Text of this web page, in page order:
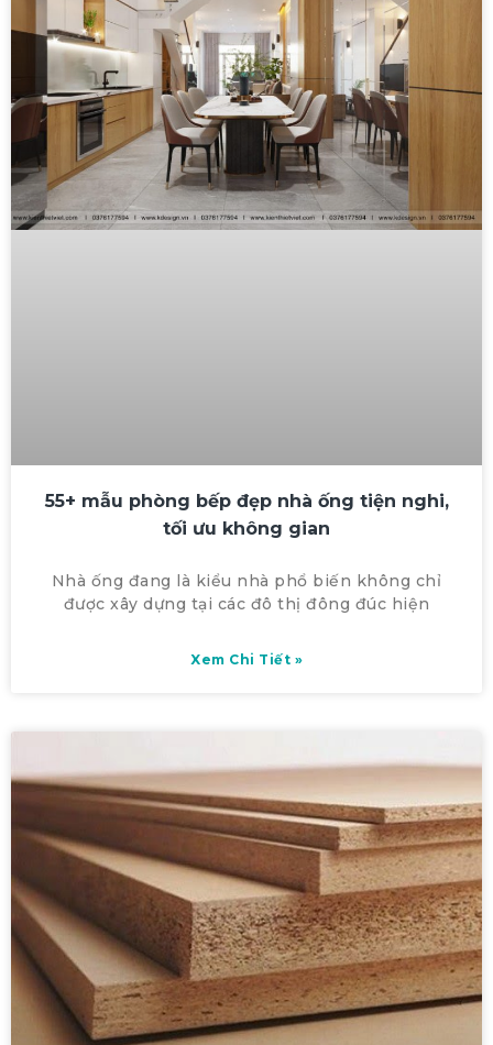
55+ mẫu phòng bếp đẹp nhà ống tiện nghi,
tối ưu không gian
Nhà ống đang là kiểu nhà phổ biến không chỉ
được xây dựng tại các đô thị đông đúc hiện
Xem Chi Tiết »